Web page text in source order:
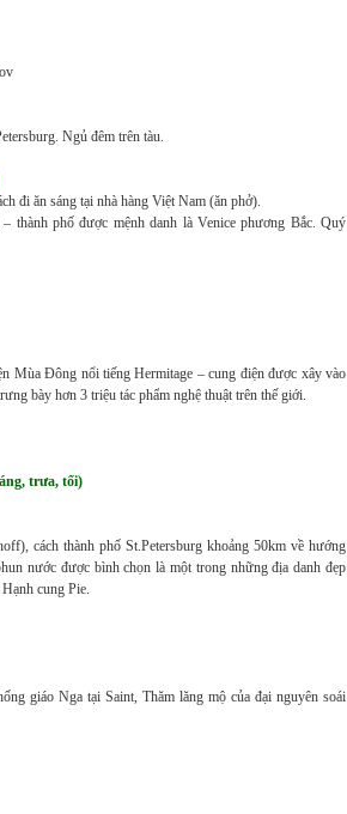
Ngủ đêm trên tàu.
đi ăn sáng tại nhà hàng Việt Nam (ăn phở).
thành phố được mệnh danh là Venice phương Bắc. Quý
Mùa Đông nổi tiếng Hermitage – cung điện được xây vào
bày hơn 3 triệu tác phẩm nghệ thuật trên thế giới.
trưa, tối)
cách thành phố St.Petersburg khoảng 50km về hướng
nước được bình chọn là một trong những địa danh đẹp
cung Pie.
giáo Nga tại Saint, Thăm lăng mộ của đại nguyên soái